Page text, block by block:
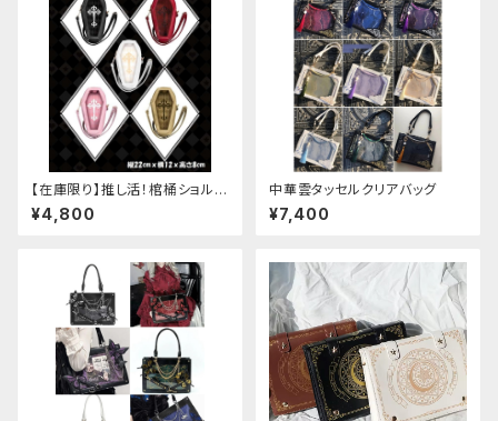
【在庫限り】推し活！棺桶ショルダ
ーバッグ
¥4,800
中華雲タッセルクリアバッグ
¥7,400